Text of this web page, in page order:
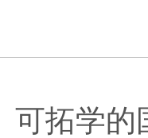
可拓学的